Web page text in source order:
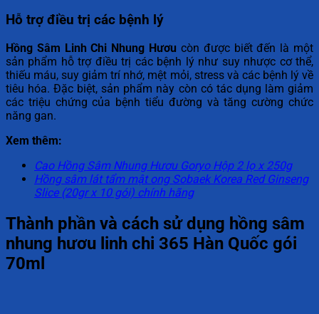
Hỗ trợ điều trị các bệnh lý
Hồng Sâm Linh Chi Nhung Hươu còn được biết đến là một
sản phẩm hỗ trợ điều trị các bệnh lý như suy nhược cơ thể,
thiếu máu, suy giảm trí nhớ, mệt mỏi, stress và các bệnh lý về
tiêu hóa. Đặc biệt, sản phẩm này còn có tác dụng làm giảm
các triệu chứng của bệnh tiểu đường và tăng cường chức
năng gan.
Xem thêm:
Cao Hồng Sâm Nhung Hươu Goryo Hộp 2 lọ x 250g
Hồng sâm lát tẩm mật ong Sobaek Korea Red Ginseng
Slice (20gr x 10 gói) chính hãng
Thành phần và cách sử dụng hồng sâm
nhung hươu linh chi 365 Hàn Quốc gói
70ml